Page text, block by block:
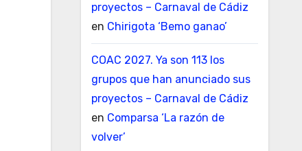
proyectos – Carnaval de Cádiz
en Chirigota ‘Bemo ganao’
COAC 2027. Ya son 113 los
grupos que han anunciado sus
proyectos – Carnaval de Cádiz
en Comparsa ‘La razón de
volver’